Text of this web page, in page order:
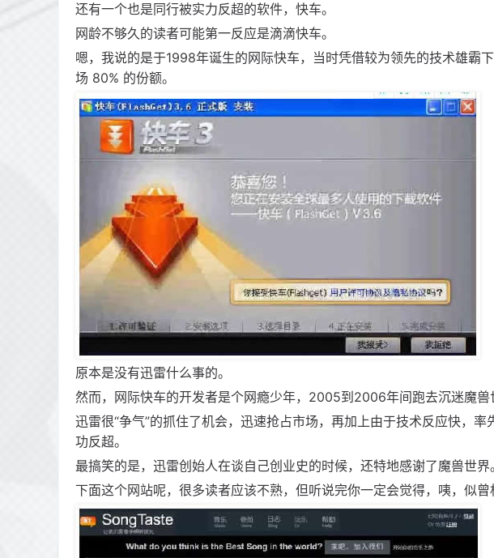
还有一个也是同行被实力反超的软件，快车。
网龄不够久的读者可能第一反应是滴滴快车。
嗯，我说的是于1998年诞生的网际快车，当时凭借较为领先的技术雄霸
场 80% 的份额。
原本是没有迅雷什么事的。
然而，网际快车的开发者是个网瘾少年，2005到2006年间跑去沉迷魔兽
迅雷很“争气”的抓住了机会，迅速抢占市场，再加上由于技术反应快，
功反超。
最搞笑的是，迅雷创始人在谈自己创业史的时候，还特地感谢了魔兽世界。
下面这个网站呢，很多读者应该不熟，但听说完你一定会觉得，咦，似曾